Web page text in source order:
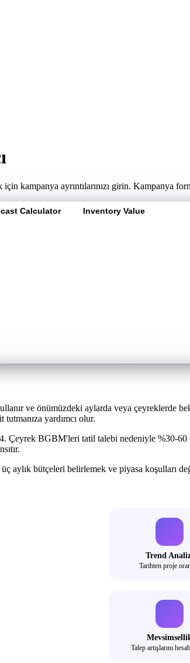
kampanya ayrıntılarınızı girin. Kampanya
Calculator Inventory Value
ve önümüzdeki aylarda veya çeyreklerde
yardımcı olur.
BGBM'leri tatil talebi nedeniyle %30-60
aylık bütçeleri belirlemek ve piyasa koşulları
Trend
Tarihten proje
Talep artışlarını